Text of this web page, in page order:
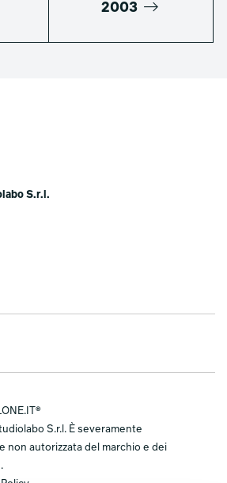
2003
S.r.l.
S.r.l. È severamente
non autorizzata del marchio e dei